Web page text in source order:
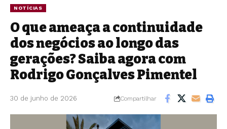
NOTÍCIAS
O que ameaça a continuidade
dos negócios ao longo das
gerações? Saiba agora com
Rodrigo Gonçalves Pimentel
30 de junho de 2026 Compartilhar